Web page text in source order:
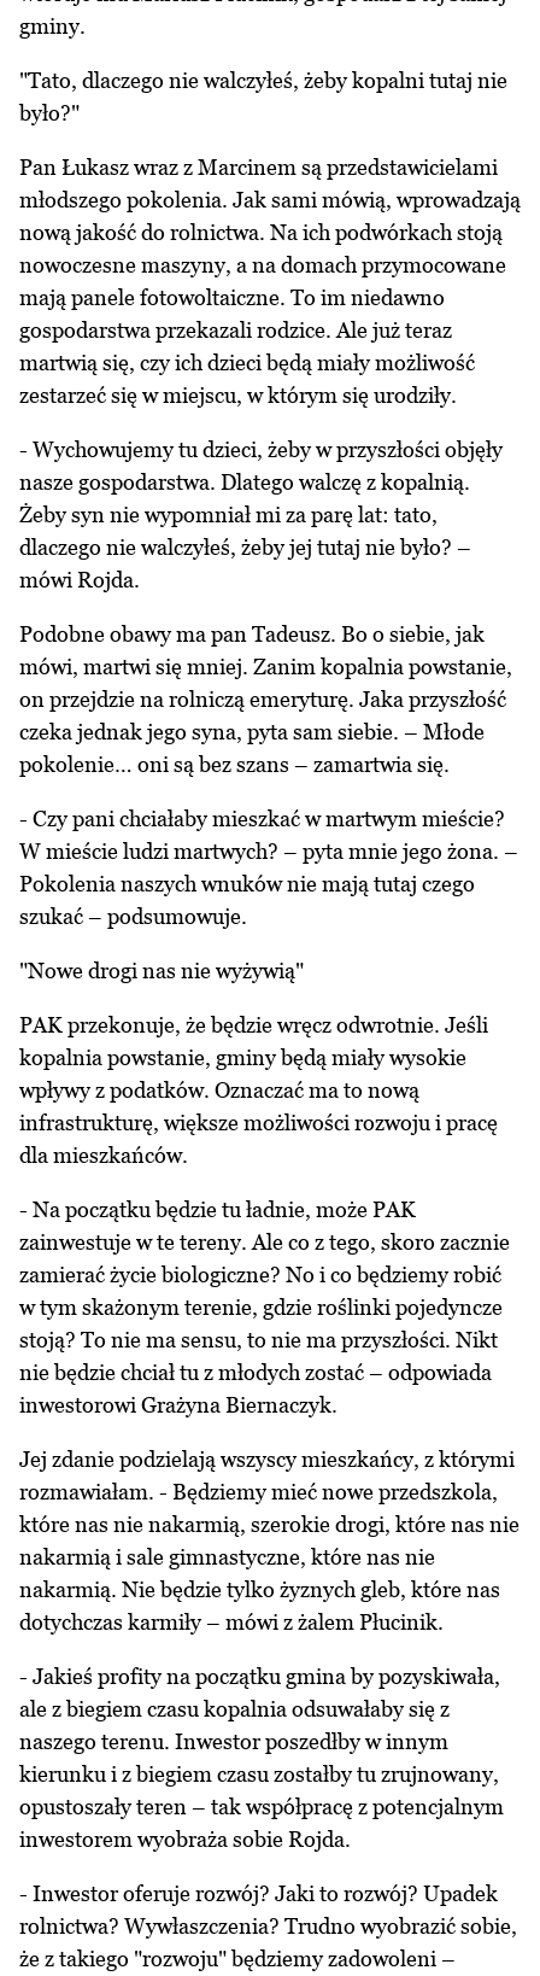
gminy.
"Tato, dlaczego nie walczyłeś, żeby kopalni tutaj nie
było?"
Pan Łukasz wraz z Marcinem są przedstawicielami
młodszego pokolenia. Jak sami mówią, wprowadzają
nową jakość do rolnictwa. Na ich podwórkach stoją
nowoczesne maszyny, a na domach przymocowane
mają panele fotowoltaiczne. To im niedawno
gospodarstwa przekazali rodzice. Ale już teraz
martwią się, czy ich dzieci będą miały możliwość
zestarzeć się w miejscu, w którym się urodziły.
- Wychowujemy tu dzieci, żeby w przyszłości objęły
nasze gospodarstwa. Dlatego walczę z kopalnią.
Żeby syn nie wypomniał mi za parę lat: tato,
dlaczego nie walczyłeś, żeby jej tutaj nie było? –
mówi Rojda.
Podobne obawy ma pan Tadeusz. Bo o siebie, jak
mówi, martwi się mniej. Zanim kopalnia powstanie,
on przejdzie na rolniczą emeryturę. Jaka przyszłość
czeka jednak jego syna, pyta sam siebie. – Młode
pokolenie… oni są bez szans – zamartwia się.
- Czy pani chciałaby mieszkać w martwym mieście?
W mieście ludzi martwych? – pyta mnie jego żona. –
Pokolenia naszych wnuków nie mają tutaj czego
szukać – podsumowuje.
"Nowe drogi nas nie wyżywią"
PAK przekonuje, że będzie wręcz odwrotnie. Jeśli
kopalnia powstanie, gminy będą miały wysokie
wpływy z podatków. Oznaczać ma to nową
infrastrukturę, większe możliwości rozwoju i pracę
dla mieszkańców.
- Na początku będzie tu ładnie, może PAK
zainwestuje w te tereny. Ale co z tego, skoro zacznie
zamierać życie biologiczne? No i co będziemy robić
w tym skażonym terenie, gdzie roślinki pojedyncze
stoją? To nie ma sensu, to nie ma przyszłości. Nikt
nie będzie chciał tu z młodych zostać – odpowiada
inwestorowi Grażyna Biernaczyk.
Jej zdanie podzielają wszyscy mieszkańcy, z którymi
rozmawiałam. - Będziemy mieć nowe przedszkola,
które nas nie nakarmią, szerokie drogi, które nas nie
nakarmią i sale gimnastyczne, które nas nie
nakarmią. Nie będzie tylko żyznych gleb, które nas
dotychczas karmiły – mówi z żalem Płucinik.
- Jakieś profity na początku gmina by pozyskiwała,
ale z biegiem czasu kopalnia odsuwałaby się z
naszego terenu. Inwestor poszedłby w innym
kierunku i z biegiem czasu zostałby tu zrujnowany,
opustoszały teren – tak współpracę z potencjalnym
inwestorem wyobraża sobie Rojda.
- Inwestor oferuje rozwój? Jaki to rozwój? Upadek
rolnictwa? Wywłaszczenia? Trudno wyobrazić sobie,
że z takiego "rozwoju" będziemy zadowoleni –